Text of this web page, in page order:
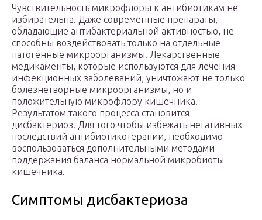
Чувствительность микрофлоры к антибиотикам не
избирательна. Даже современные препараты,
обладающие антибактериальной активностью, не
способны воздействовать только на отдельные
патогенные микроорганизмы. Лекарственные
медикаменты, которые используются для лечения
инфекционных заболеваний, уничтожают не только
болезнетворные микроорганизмы, но и
положительную микрофлору кишечника.
Результатом такого процесса становится
дисбактериоз. Для того чтобы избежать негативных
последствий антибиотикотерапии, необходимо
воспользоваться дополнительными методами
поддержания баланса нормальной микробиоты
кишечника.
Симптомы дисбактериоза